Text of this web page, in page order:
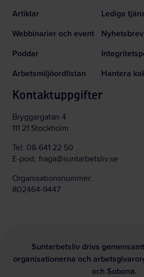
Artiklar
Webbinarier och event
Poddar
Arbetsmiljöordlistan
Lediga
Nyhetsbrev
Hantera
Kontaktuppgifter
Bryggargatan 4
111 21 Stockholm
Tel: 08-641 22 50
E-post: fraga@suntarbetsliv.se
Organisationsnummer:
802464-9447
Suntarbetsliv drivs
organisationerna och
och Sobona.